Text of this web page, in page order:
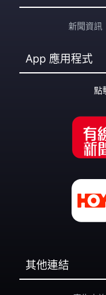
新聞資訊
App 應用程式
點
其他連結